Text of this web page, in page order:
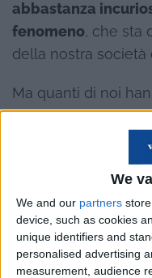
We
We and our partners
device, such as cookies
unique identifiers and
personalised advertising
measurement, audience
abbastanza
fenomeno, che sta
della nostra società
Ma quanti di noi
si sta parlando?
davvero le
Abbiamo pensato
parole semplici , al
valutazione, e
finanziarie che solo
comprendere, per